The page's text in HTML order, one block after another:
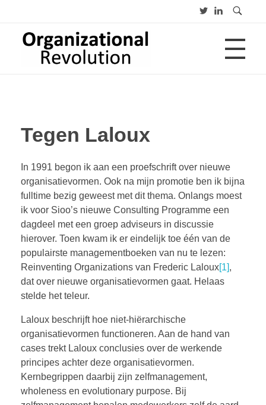
OVER
CV
Advies
Opleiding
Lezing
PUBLICATIES
BLOGS
BOEKEN
CONTACT
Tegen Laloux
In 1991 begon ik aan een proefschrift over nieuwe
organisatievormen. Ook na mijn promotie ben ik bijna
fulltime bezig geweest met dit thema. Onlangs moest
ik voor Sioo’s nieuwe Consulting Programme een
dagdeel met een groep adviseurs in discussie
hierover. Toen kwam ik er eindelijk toe één van de
populairste managementboeken van nu te lezen:
Reinventing Organizations van Frederic Laloux[1],
dat over nieuwe organisatievormen gaat. Helaas
stelde het teleur.
Laloux beschrijft hoe niet-hiërarchische
organisatievormen functioneren. Aan de hand van
cases trekt Laloux conclusies over de werkende
principes achter deze organisatievormen.
Kernbegrippen daarbij zijn zelfmanagement,
wholeness en evolutionary purpose. Bij